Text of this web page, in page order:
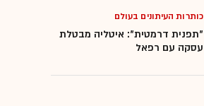
כותרות העיתונים בעולם
"תפנית דרמטית": איטליה מבטלת
עסקה עם רפאל